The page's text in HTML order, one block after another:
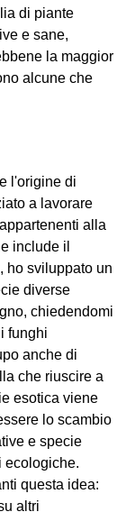
di piante
e sane,
la maggior
alcune che
l'origine di
a lavorare
alla
include il
ho sviluppato un
diverse
chiedendomi
funghi
anche di
che riuscire a
esotica viene
lo scambio
e specie
ecologiche.
questa idea:
altri